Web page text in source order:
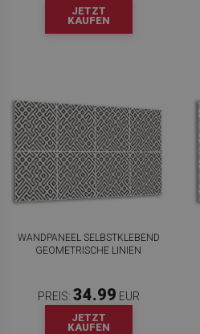
JETZT
KAUFEN
WANDPANEEL SELBSTKLEBEND
GEOMETRISCHE LINIEN
PREIS: 34.99 EUR
JETZT
KAUFEN